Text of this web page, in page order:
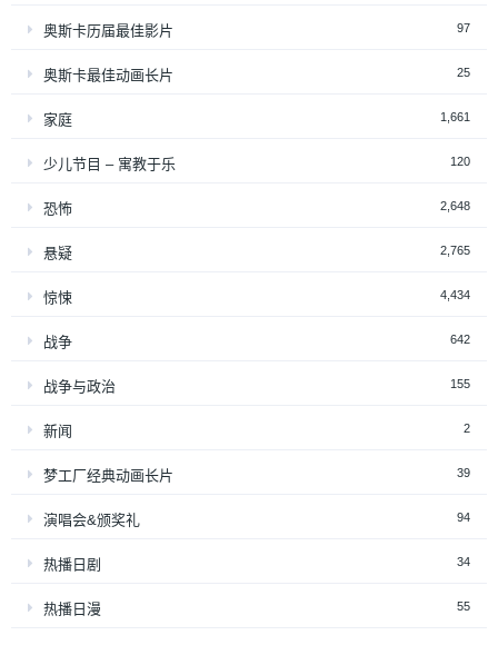
奥斯卡历届最佳影片 97
奥斯卡最佳动画长片 25
家庭 1,661
少儿节目 – 寓教于乐 120
恐怖 2,648
悬疑 2,765
惊悚 4,434
战争 642
战争与政治 155
新闻 2
梦工厂经典动画长片 39
演唱会&颁奖礼 94
热播日剧 34
热播日漫 55